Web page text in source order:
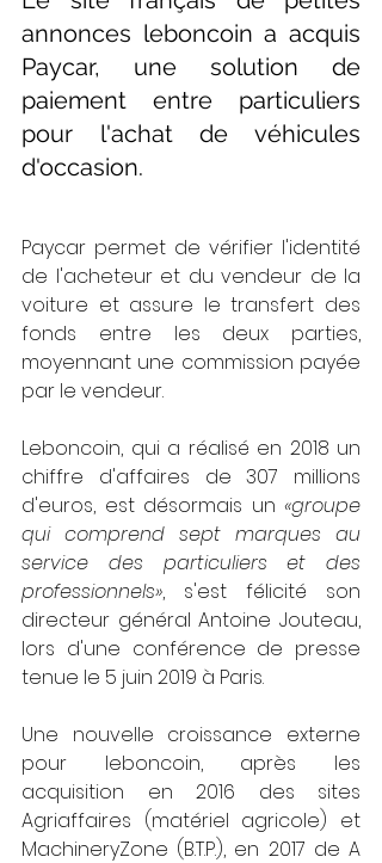
annonces leboncoin a acquis
Paycar, une solution de
paiement entre particuliers
pour l'achat de véhicules
d'occasion.
Paycar permet de vérifier l'identité
de l'acheteur et du vendeur de la
voiture et assure le transfert des
fonds entre les deux parties,
moyennant une commission payée
par le vendeur.
Leboncoin, qui a réalisé en 2018 un
chiffre d'affaires de 307 millions
d'euros, est désormais un «groupe
qui comprend sept marques au
service des particuliers et des
professionnels», s'est félicité son
directeur général Antoine Jouteau,
lors d'une conférence de presse
tenue le 5 juin 2019 à Paris.
Une nouvelle croissance externe
pour leboncoin, après les
acquisition en 2016 des sites
Agriaffaires (matériel agricole) et
MachineryZone (B.T.P.), en 2017 de A